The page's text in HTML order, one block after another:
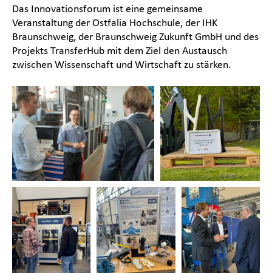
Das Innovationsforum ist eine gemeinsame
Veranstaltung der Ostfalia Hochschule, der IHK
Braunschweig, der Braunschweig Zukunft GmbH und des
Projekts TransferHub mit dem Ziel den Austausch
zwischen Wissenschaft und Wirtschaft zu stärken.